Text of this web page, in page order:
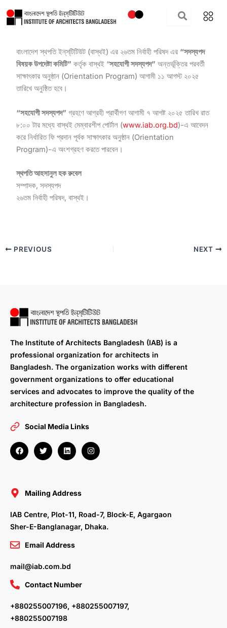
বাংলাদেশ স্থপতি ইন্‌স্‌টিটিউট (বাস্থই) এর ২৬তম নির্বাহী পরিষদ এর “সদস্যপদ
বিষয়ক উপদেষ্টা কমিটি” কর্তৃক বাস্থই “সহযোগী সদস্যপদ” অন্তর্ভূক্তির পরবর্তী
সাক্ষাৎকার অনুষ্ঠান (Orientation Program) আগামী ১১ আগস্ট ২০২৫
তারিখে অনুষ্ঠিত হবে।
“সহযোগী সদস্যপদ” গ্রহণে আগ্রহী প্রার্থীগণ আগামী ৭ আগষ্ট ২০২৫ তারিখ রাত
৮:০০ টার মধ্যে বাস্থই মেম্বারশীপ পোর্টাল (www.iab.org.bd)-এ আবেদন
করে নির্ধারিত ফি প্রদান পূর্বক সাক্ষাৎকার অনুষ্ঠান (Orientation
Program)-এ অংশগ্রহণ করতে পারবেন।
স্থপতি আহসানুল হক রুবেল
সম্পাদক, সদস্যপদ
২৬তম নির্বাহী পরিষদ, বাস্থই।
PREVIOUS NEXT
The Institute of Architects Bangladesh (IAB) is a
professional organization for architects in
Bangladesh. The organization works with different
government organizations to offer educational
services and advocates to improve the quality of the
architecture profession in Bangladesh.
Social Media Links
F
a
c
o
T
w
i
r
L
i
n
i
n
I
n
s
Mailing Address
IAB Centre, Plot-11, Road-7, Block-E, Agargaon
Sher-E-Banglanagar, Dhaka.
Email Address
mail@iab.com.bd
Contact Number
+880255007196, +880255007197,
+880255007198